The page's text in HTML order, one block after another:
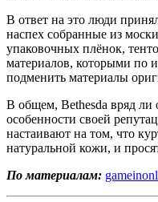
В ответ на это люди
наспех собранные из
упаковочных плёнок,
материалов, которыми по
подменить материалы
В общем, Bethesda вряд ли
особенности своей
настаивают на том, что
натуральной кожи, и
По материалам: